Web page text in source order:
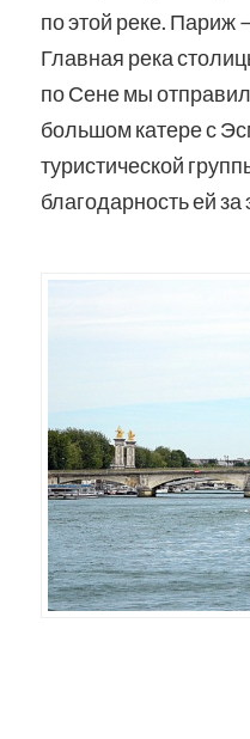
по этой реке. Париж
Главная река
по Сене мы
большом катере с
туристической
благодарность ей за